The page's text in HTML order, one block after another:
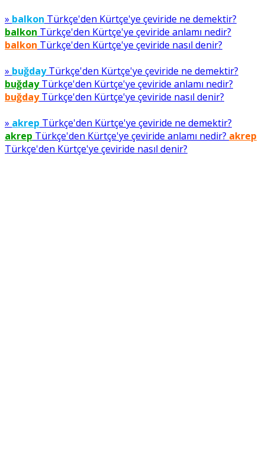
» balkon Türkçe'den Kürtçe'ye çeviride ne demektir?
balkon Türkçe'den Kürtçe'ye çeviride anlamı nedir?
balkon Türkçe'den Kürtçe'ye çeviride nasıl denir?
» buğdayTürkçe'den Kürtçe'ye çeviride ne demektir?
buğdayTürkçe'den Kürtçe'ye çeviride anlamı nedir?
buğdayTürkçe'den Kürtçe'ye çeviride nasıl denir?
» akrep Türkçe'den Kürtçe'ye çeviride ne demektir?
akrep Türkçe'den Kürtçe'ye çeviride anlamı nedir? akrep
Türkçe'den Kürtçe'ye çeviride nasıl denir?